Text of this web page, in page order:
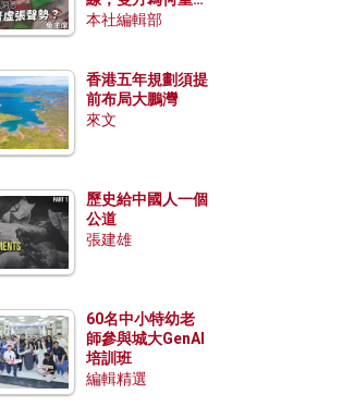
戰爭？伊朗一早洞
本社編輯部
香港五年規劃須提
前布局大鵬灣
來文
歷史給中國人一個
公道
張建雄
60名中小特幼老
師參與城大GenAI
培訓班
編輯精選